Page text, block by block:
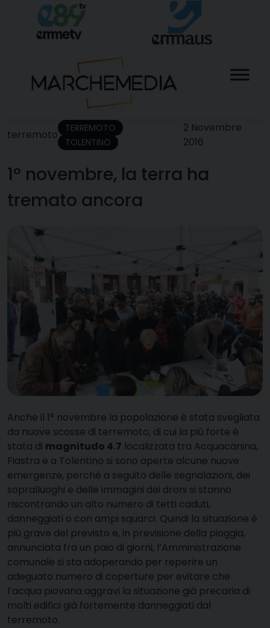
content
terremoto
TERREMOTO
TOLENTINO
2 Novembre
2016
1° novembre, la terra ha
tremato ancora
Anche il 1° novembre la popolazione è stata svegliata
da nuove scosse di terremoto, di cui la più forte è
stata di magnitudo 4.7 localizzata tra Acquacanina,
Fiastra e a Tolentino si sono aperte alcune nuove
emergenze, perché a seguito delle segnalazioni, dei
sopralluoghi e delle immagini dei droni si stanno
riscontrando un alto numero di tetti caduti,
danneggiati o con ampi squarci. Quindi la situazione è
più grave del previsto e, in previsione della pioggia,
annunciata fra un paio di giorni, l’Amministrazione
comunale si sta adoperando per reperire un
adeguato numero di coperture per evitare che
l’acqua piovana aggravi la situazione già precaria di
molti edifici già fortemente danneggiati dal
terremoto.